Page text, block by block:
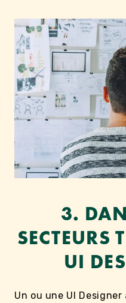
3.
SECTEURS
UI
Un ou une UI Designer